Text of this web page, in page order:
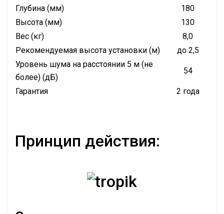
Глубина (мм)
180
Высота (мм)
130
Вес (кг)
8,0
Рекомендуемая высота установки (м)
до 2,5
Уровень шума на расстоянии 5 м (не
более) (дБ)
54
Гарантия 2 года
Принцип действия: